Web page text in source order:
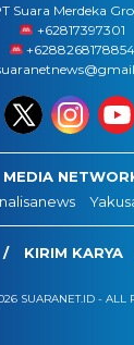
Suara Merdeka
‪+62817397301
+6288268178854
MEDIA
KIRIM KARYA
SUARANET.ID - ALL